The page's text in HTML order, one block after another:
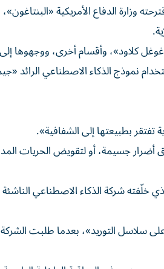
اقترحته وزارة الدفاع الأمريكية
كلاود»، وأقسام أخرى، ووجهوها إلى
نموذج الذكاء الاصطناعي الرائد
بطبيعتها إلى الشفافية».
أضرار جسيمة، أو لتقويض الحريات
شركة الذكاء الاصطناعي الناشئة
التوريد»، بعدما طلبت الشركة